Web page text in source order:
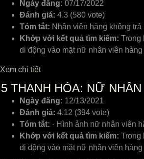
Ngày đăng: 07/17/2022
Đánh giá: 4.3 (580 vote)
Tóm tắt: Nhân viên hàng không
Khớp với kết quả tìm kiếm: Trong
di động vào mặt nữ nhân viên
Xem chi tiết
5 THANH HÓA: NỮ
Ngày đăng: 12/13/2021
Đánh giá: 4.12 (394 vote)
Tóm tắt: · Hình ảnh nữ nhân viên
Khớp với kết quả tìm kiếm: Trong
di động vào mặt nữ nhân viên